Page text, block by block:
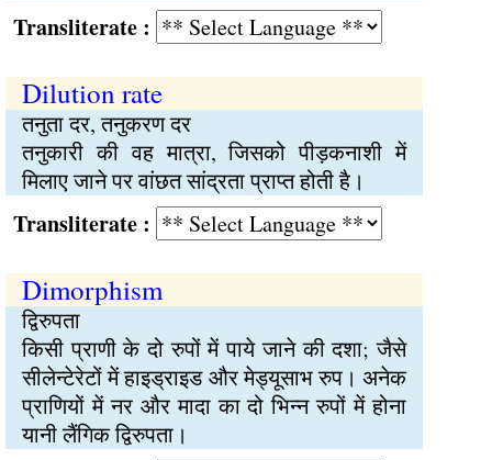
:
Dilution rate
तनुता दर, तनुकरण दर
तनुकारी की वह मात्रा, जिसको पीड़कनाशी में
मिलाए जाने पर वांछत सांद्रता प्राप्त होती है।
:
Dimorphism
द्विरुपता
किसी प्राणी के दो रुपों में पाये जाने की दशा; जैसे
सीलेन्टेरेटों में हाइड्राइड और मेड्यूसाभ रुप। अनेक
प्राणियों में नर और मादा का दो भिन्न रुपों में होना
यानी लैंगिक द्विरुपता।